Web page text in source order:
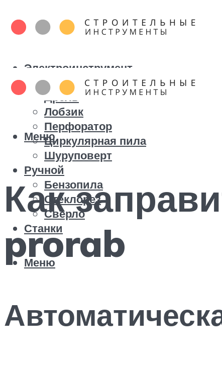
Электроинструмент
Болгарка
Дрель
Лобзик
Перфоратор
Циркулярная пила
Шуруповерт
Ручной
Бензопила
Стеклорез
Сверло
Станки
Меню
Меню
Как
prorab